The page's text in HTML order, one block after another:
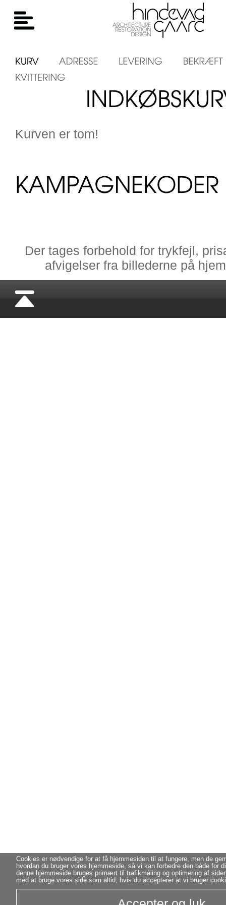
Kurven er tom!
Der tages forbehold for trykfejl,
afvigelser fra billederne på
Cookies er nødvendige for at få hjemmesiden til at fungere, men de
hvordan du bruger vores hjemmeside, så vi kan forbedre den både for
denne hjemmeside bruges primært til trafikmåling og optimering af
med at bruge vores side som altid, hvis du accepterer at vi bruger